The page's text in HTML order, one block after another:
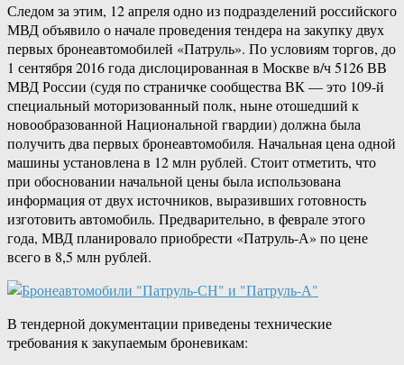
Следом за этим, 12 апреля одно из подразделений российского
МВД объявило о начале проведения тендера на закупку двух
первых бронеавтомобилей «Патруль». По условиям торгов, до
1 сентября 2016 года дислоцированная в Москве в/ч 5126 ВВ
МВД России (судя по страничке сообщества ВК — это 109-й
специальный моторизованный полк, ныне отошедший к
новообразованной Национальной гвардии) должна была
получить два первых бронеавтомобиля. Начальная цена одной
машины установлена в 12 млн рублей. Стоит отметить, что
при обосновании начальной цены была использована
информация от двух источников, выразивших готовность
изготовить автомобиль. Предварительно, в феврале этого
года, МВД планировало приобрести «Патруль-А» по цене
всего в 8,5 млн рублей.
В тендерной документации приведены технические
требования к закупаемым броневикам: